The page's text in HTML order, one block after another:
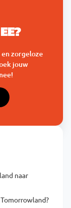
zorgeloze
jouw
naar